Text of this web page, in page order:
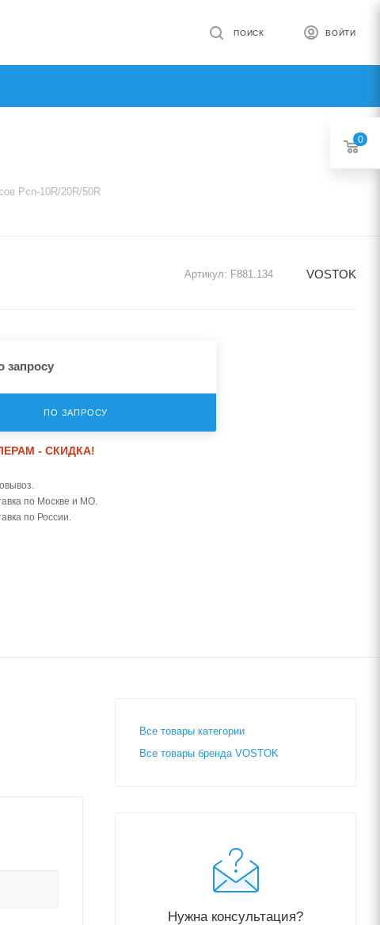
ВОЙТИ
ПОИСК
Pcn-10R/20R/50R
Артикул: F881.134 VOSTOK
запросу
ПО ЗАПРОСУ
- СКИДКА!
по Москве и МО.
по России.
Все товары категории
Все товары бренда VOSTOK
Нужна консультация?
0